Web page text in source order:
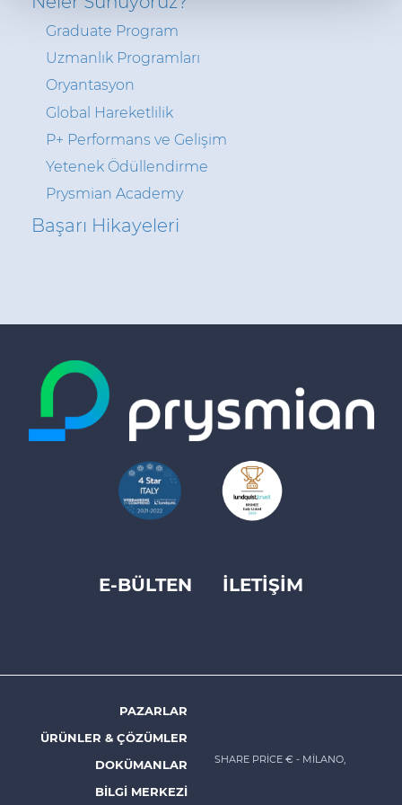
Graduate Program
Uzmanlık Programları
Oryantasyon
Global Hareketlilik
P+ Performans ve Gelişim
Yetenek Ödüllendirme
Prysmian Academy
Başarı Hikayeleri
Footer
Prysmian
E-BÜLTEN İLETİŞİM
Footer
menu
PAZARLAR
ÜRÜNLER & ÇÖZÜMLER
DOKÜMANLAR
BILGI MERKEZI
SHARE PRICE € - MILANO,